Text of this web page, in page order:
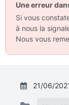
Une erreur
Si vous
à nous la
Nous vous
21/06/